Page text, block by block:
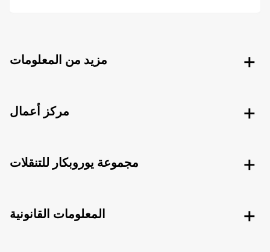
مزيد من المعلومات
مركز أعمال
مجموعة يوروبكار للتنقلات
المعلومات القانونية